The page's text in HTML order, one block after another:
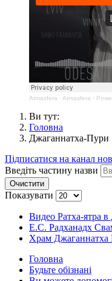
Atmasfera · Atmasfera -
Ви тут:
Головна
Джаганнатха-Пури
Підписатися на канал
Введіть частину назви
Очистити
Показувати
Видео Ратха-ятра
Е.С. Радханадх
Храм Джаганнатха
Головна
Будьте обізнані